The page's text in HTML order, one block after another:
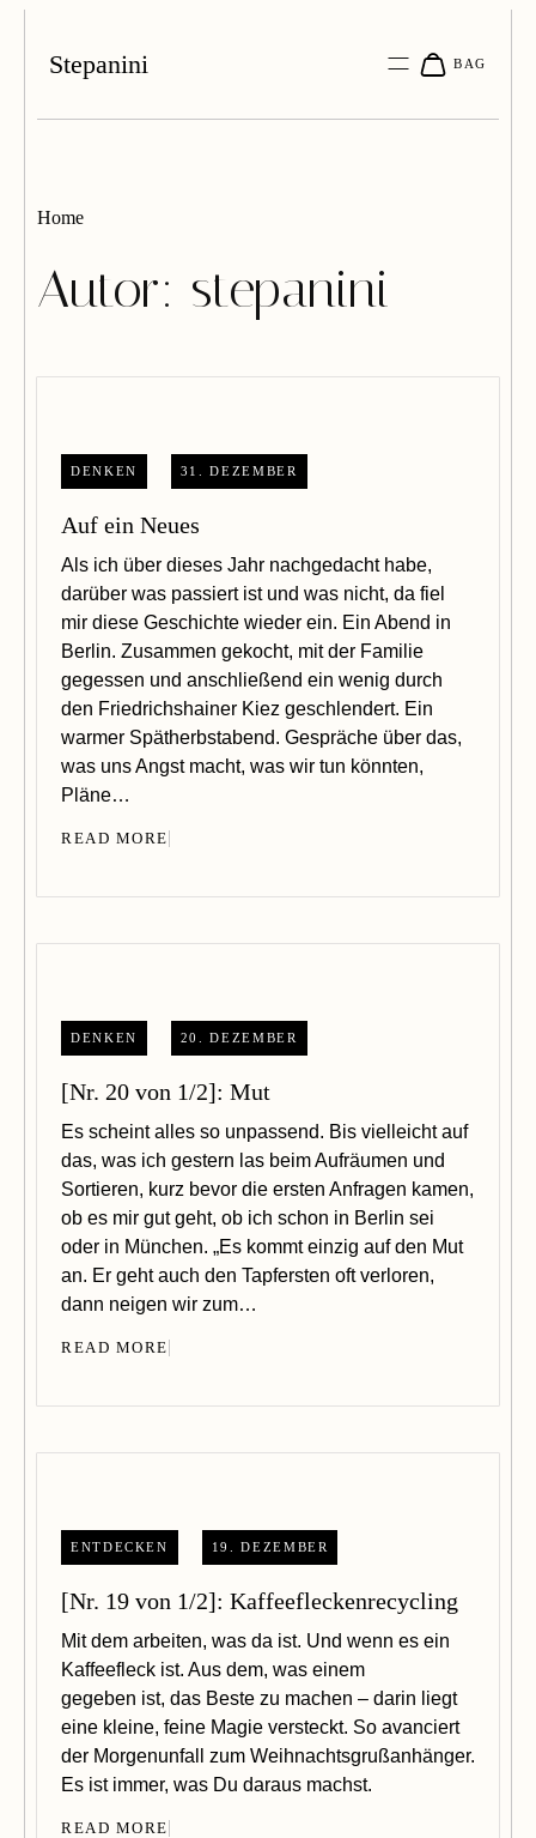
Stepanini
Home
Autor: stepanini
31. DEZEMBER
DENKEN
Auf ein Neues
Als ich über dieses Jahr nachgedacht habe,
darüber was passiert ist und was nicht, da fiel
mir diese Geschichte wieder ein. Ein Abend in
Berlin. Zusammen gekocht, mit der Familie
gegessen und anschließend ein wenig durch
den Friedrichshainer Kiez geschlendert. Ein
warmer Spätherbstabend. Gespräche über das,
was uns Angst macht, was wir tun könnten,
Pläne…
READ MORE
20. DEZEMBER
DENKEN
[Nr. 20 von 1/2]: Mut
Es scheint alles so unpassend. Bis vielleicht auf
das, was ich gestern las beim Aufräumen und
Sortieren, kurz bevor die ersten Anfragen kamen,
ob es mir gut geht, ob ich schon in Berlin sei
oder in München. „Es kommt einzig auf den Mut
an. Er geht auch den Tapfersten oft verloren,
dann neigen wir zum…
READ MORE
19. DEZEMBER
ENTDECKEN
[Nr. 19 von 1/2]: Kaffeefleckenrecycling
Mit dem arbeiten, was da ist. Und wenn es ein
Kaffeefleck ist. Aus dem, was einem
gegeben ist, das Beste zu machen – darin liegt
eine kleine, feine Magie versteckt. So avanciert
der Morgenunfall zum Weihnachtsgrußanhänger.
Es ist immer, was Du daraus machst.
READ MORE